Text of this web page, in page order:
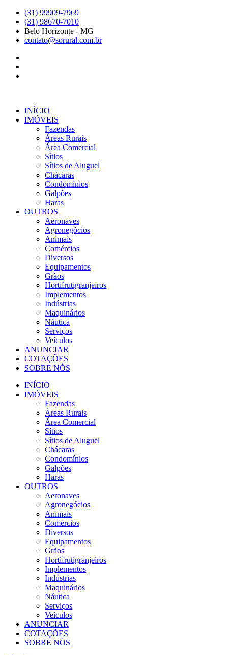
para
conteúdo
(31) 99909-7969
(31) 98670-7010
Belo Horizonte - MG
contato@sorural.com.br
INÍCIO
IMÓVEIS
Fazendas
Áreas Rurais
Área Comercial
Sítios
Sítios de Aluguel
Chácaras
Condomínios
Galpões
Haras
OUTROS
Aeronaves
Agronegócios
Animais
Comércios
Diversos
Equipamentos
Grãos
Hortifrutigranjeiros
Implementos
Indústrias
Maquinários
Náutica
Serviços
Veículos
ANUNCIAR
COTAÇÕES
SOBRE NÓS
INÍCIO
IMÓVEIS
Fazendas
Áreas Rurais
Área Comercial
Sítios
Sítios de Aluguel
Chácaras
Condomínios
Galpões
Haras
OUTROS
Aeronaves
Agronegócios
Animais
Comércios
Diversos
Equipamentos
Grãos
Hortifrutigranjeiros
Implementos
Indústrias
Maquinários
Náutica
Serviços
Veículos
ANUNCIAR
COTAÇÕES
SOBRE NÓS